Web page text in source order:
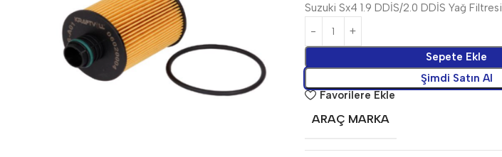
Suzuki Sx4 1.9 DDİS/2.0 DDİS Yağ Filtresi
Sepete Ekle
Şimdi Satın Al
Favorilere Ekle
ARAÇ MARKA